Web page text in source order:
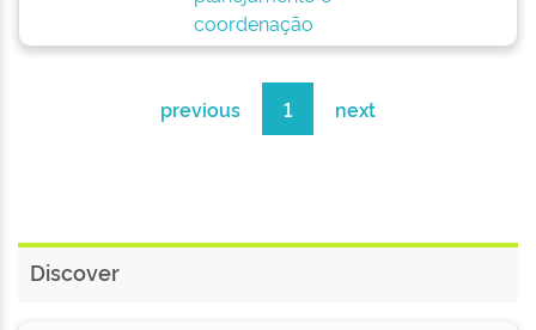
coordenação
previous 1 next
Discover